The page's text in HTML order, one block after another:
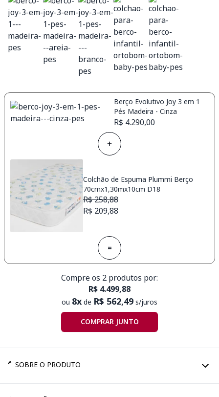
Berço Evolutivo Joy 3 em 1
Pés Madeira - Cinza
R$ 4.290,00
Colchão de Espuma Plummi Berço
70cmx1,30mx10cm D18
R$ 258,88
R$ 209,88
=
Compre os 2 produtos por:
R$ 4.499,88
ou 8x de R$ 562,49 s/juros
COMPRAR JUNTO
SOBRE O PRODUTO